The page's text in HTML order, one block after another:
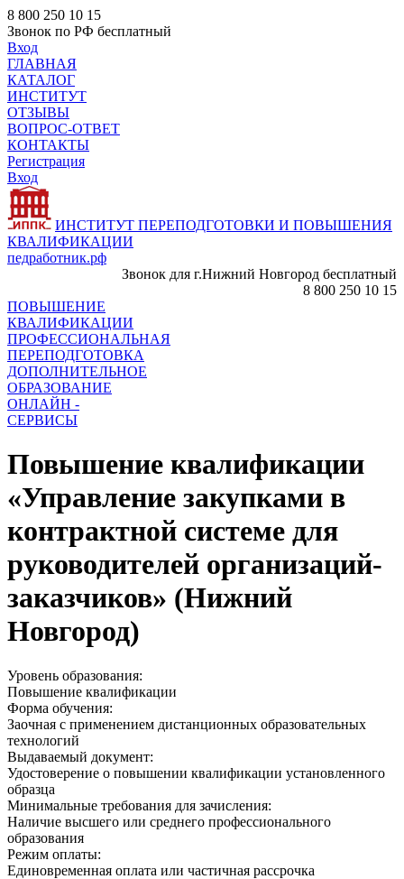
8 800 250 10 15
Звонок по РФ бесплатный
Вход
ГЛАВНАЯ
КАТАЛОГ
ИНСТИТУТ
ОТЗЫВЫ
ВОПРОС-ОТВЕТ
КОНТАКТЫ
Регистрация
Вход
ИНСТИТУТ ПЕРЕПОДГОТОВКИ И ПОВЫШЕНИЯ
КВАЛИФИКАЦИИ
педработник.рф
Звонок для г.Нижний Новгород бесплатный
8 800 250 10 15
ПОВЫШЕНИЕ
КВАЛИФИКАЦИИ
ПРОФЕССИОНАЛЬНАЯ
ПЕРЕПОДГОТОВКА
ДОПОЛНИТЕЛЬНОЕ
ОБРАЗОВАНИЕ
ОНЛАЙН -
СЕРВИСЫ
Повышение квалификации
«Управление закупками в
контрактной системе для
руководителей организаций-
заказчиков» (Нижний
Новгород)
Уровень образования:
Повышение квалификации
Форма обучения:
Заочная с применением дистанционных образовательных
технологий
Выдаваемый документ:
Удостоверение о повышении квалификации установленного
образца
Минимальные требования для зачисления:
Наличие высшего или среднего профессионального
образования
Режим оплаты:
Единовременная оплата или частичная рассрочка